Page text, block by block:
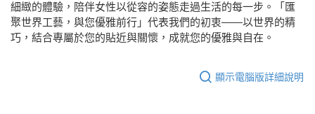
7-11取貨付款
每筆NT$80，滿NT$2,000(含以上)免運費
細緻的體驗，陪伴女性以從容的姿態走過生活的每一步。「匯
聚世界工藝，與您優雅前行」代表我們的初衷——以世界的精
巧，結合專屬於您的貼近與關懷，成就您的優雅與自在。
顯示電腦版詳細說明